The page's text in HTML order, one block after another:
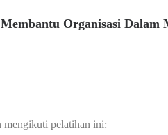
Organisasi Dalam
mengikuti pelatihan ini: